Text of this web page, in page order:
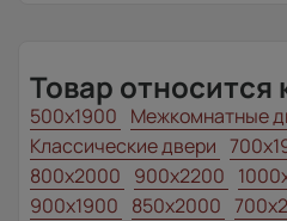
Товар относится
500x1900 Межкомнатные
Классические двери
800x2000 900x2200
900x1900 850x2000